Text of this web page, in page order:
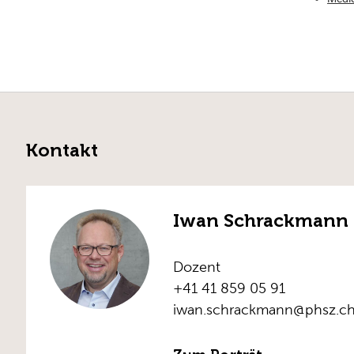
Kontakt
Iwan Schrackmann
Dozent
+41 41 859 05 91